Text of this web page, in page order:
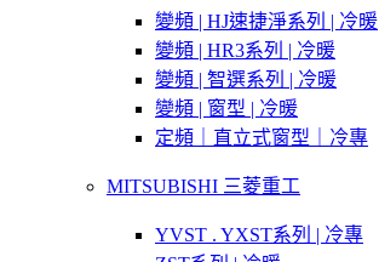
變頻 | HJ速捷淨系列 | 冷暖
變頻 | HR3系列 | 冷暖
變頻 | 智選系列 | 冷暖
變頻 | 窗型 | 冷暖
定頻｜直立式窗型｜冷專
MITSUBISHI 三菱重工
YVST . YXST系列 | 冷專